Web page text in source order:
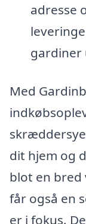
adresse
gardiner
Med
dit hjem og
blot en bred
får også en
er i fokus.